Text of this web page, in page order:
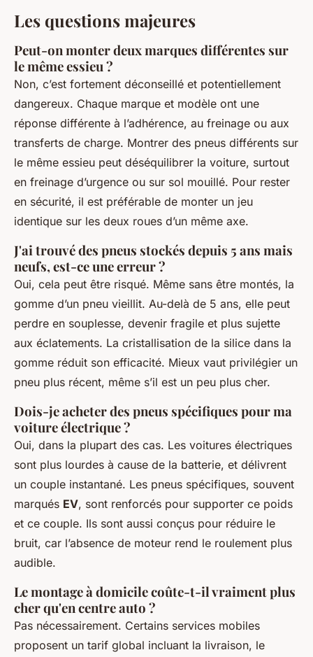
Les questions majeures
Peut-on monter deux marques différentes sur
le même essieu ?
Non, c’est fortement déconseillé et potentiellement
dangereux. Chaque marque et modèle ont une
réponse différente à l’adhérence, au freinage ou aux
transferts de charge. Montrer des pneus différents sur
le même essieu peut déséquilibrer la voiture, surtout
en freinage d’urgence ou sur sol mouillé. Pour rester
en sécurité, il est préférable de monter un jeu
identique sur les deux roues d’un même axe.
J'ai trouvé des pneus stockés depuis 5 ans mais
neufs, est-ce une erreur ?
Oui, cela peut être risqué. Même sans être montés, la
gomme d’un pneu vieillit. Au-delà de 5 ans, elle peut
perdre en souplesse, devenir fragile et plus sujette
aux éclatements. La cristallisation de la silice dans la
gomme réduit son efficacité. Mieux vaut privilégier un
pneu plus récent, même s’il est un peu plus cher.
Dois-je acheter des pneus spécifiques pour ma
voiture électrique ?
Oui, dans la plupart des cas. Les voitures électriques
sont plus lourdes à cause de la batterie, et délivrent
un couple instantané. Les pneus spécifiques, souvent
marqués EV, sont renforcés pour supporter ce poids
et ce couple. Ils sont aussi conçus pour réduire le
bruit, car l’absence de moteur rend le roulement plus
audible.
Le montage à domicile coûte-t-il vraiment plus
cher qu'en centre auto ?
Pas nécessairement. Certains services mobiles
proposent un tarif global incluant la livraison, le